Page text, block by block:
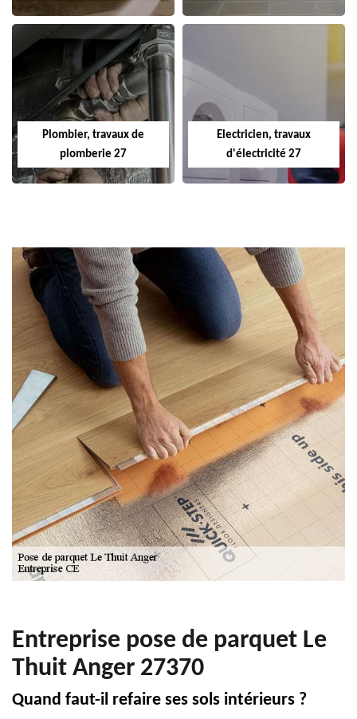
Plombier, travaux de
plomberie 27
Electricien, travaux
d'électricité 27
Entreprise pose de parquet Le
Thuit Anger 27370
Quand faut-il refaire ses sols intérieurs ?